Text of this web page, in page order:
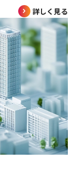
詳しく見る